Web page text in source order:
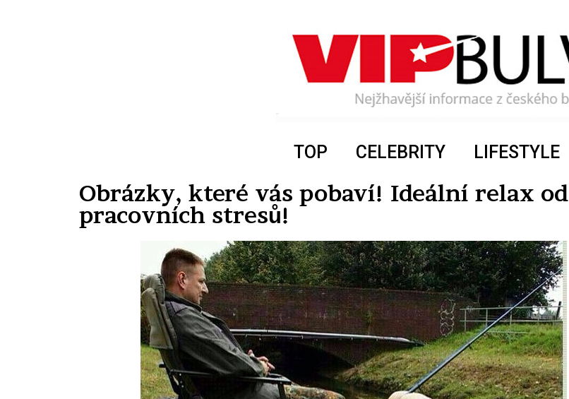
TOP CELEBRITY LIFESTYLE
Obrázky, které vás pobaví! Ideální relax od
pracovních stresů!